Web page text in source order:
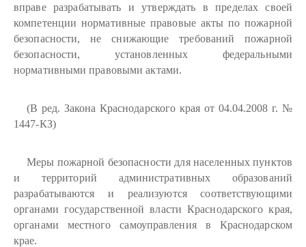
вправе разрабатывать и утверждать в пределах своей
компетенции нормативные правовые акты по пожарной
безопасности, не снижающие требований пожарной
безопасности, установленных федеральными
нормативными правовыми актами.
(В ред. Закона Краснодарского края от 04.04.2008 г. №
1447-КЗ)
Меры пожарной безопасности для населенных пунктов
и территорий административных образований
разрабатываются и реализуются соответствующими
органами государственной власти Краснодарского края,
органами местного самоуправления в Краснодарском
крае.